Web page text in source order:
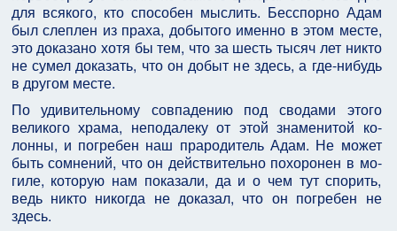
для всякого, кто способен мыслить. Бесспорно Адам
был слеплен из праха, добытого именно в этом месте,
это доказано хотя бы тем, что за шесть тысяч лет никто
не сумел доказать, что он добыт не здесь, а где-нибудь
в другом месте.
По удивительному совпадению под сводами этого
великого храма, неподалеку от этой знаменитой ко­
лонны, и погребен наш прародитель Адам. Не может
быть сомнений, что он действительно похоронен в мо­
гиле, которую нам показали, да и о чем тут спорить,
ведь никто никогда не доказал, что он погребен не
здесь.